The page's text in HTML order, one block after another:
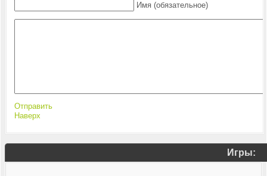
Имя (обязательное)
Отправить
Наверх
Игры: